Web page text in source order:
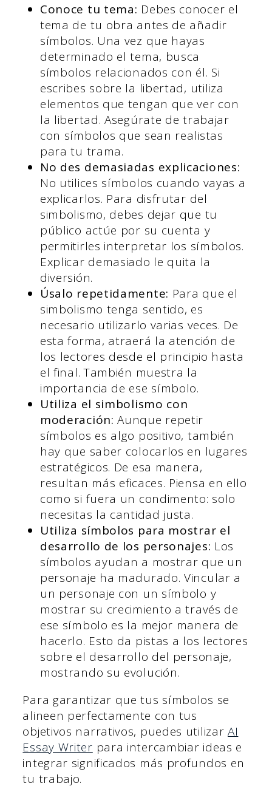
Conoce tu tema: Debes conocer el
tema de tu obra antes de añadir
símbolos. Una vez que hayas
determinado el tema, busca
símbolos relacionados con él. Si
escribes sobre la libertad, utiliza
elementos que tengan que ver con
la libertad. Asegúrate de trabajar
con símbolos que sean realistas
para tu trama.
No des demasiadas explicaciones:
No utilices símbolos cuando vayas a
explicarlos. Para disfrutar del
simbolismo, debes dejar que tu
público actúe por su cuenta y
permitirles interpretar los símbolos.
Explicar demasiado le quita la
diversión.
Úsalo repetidamente: Para que el
simbolismo tenga sentido, es
necesario utilizarlo varias veces. De
esta forma, atraerá la atención de
los lectores desde el principio hasta
el final. También muestra la
importancia de ese símbolo.
Utiliza el simbolismo con
moderación:Aunque repetir
símbolos es algo positivo, también
hay que saber colocarlos en lugares
estratégicos. De esa manera,
resultan más eficaces. Piensa en ello
como si fuera un condimento: solo
necesitas la cantidad justa.
Utiliza símbolos para mostrar el
desarrollo de los personajes: Los
símbolos ayudan a mostrar que un
personaje ha madurado. Vincular a
un personaje con un símbolo y
mostrar su crecimiento a través de
ese símbolo es la mejor manera de
hacerlo. Esto da pistas a los lectores
sobre el desarrollo del personaje,
mostrando su evolución.
Para garantizar que tus símbolos se
alineen perfectamente con tus
objetivos narrativos, puedes utilizarAI
Essay Writer para intercambiar ideas e
integrar significados más profundos en
tu trabajo.